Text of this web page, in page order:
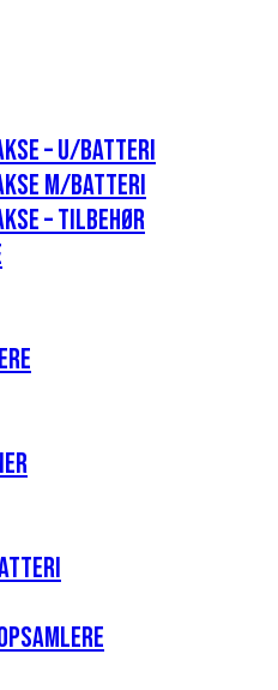
– u/batteri
m/batteri
– tilbehør